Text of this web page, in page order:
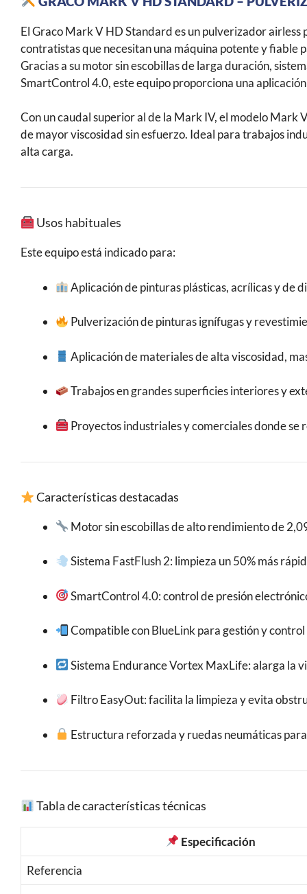
El Graco Mark V HD Standard es un pulverizador
contratistas que necesitan una máquina potente y fiable
Gracias a su motor sin escobillas de larga duración,
SmartControl 4.0, este equipo proporciona una
Con un caudal superior al de la Mark IV, el modelo
de mayor viscosidad sin esfuerzo. Ideal para trabajos
alta carga.
Usos habituales
Este equipo está indicado para:
Aplicación de pinturas plásticas, acrílicas y de
Pulverización de pinturas ignífugas y
Aplicación de materiales de alta viscosidad,
Trabajos en grandes superficies interiores y
Proyectos industriales y comerciales donde
Características destacadas
Motor sin escobillas de alto rendimiento de
Sistema FastFlush 2: limpieza un 50% más
SmartControl 4.0: control de presión
Compatible con BlueLink para gestión y
Sistema Endurance Vortex MaxLife: alarga la
Filtro EasyOut: facilita la limpieza y evita
Estructura reforzada y ruedas neumáticas
Tabla de características técnicas
Especificación
Referencia